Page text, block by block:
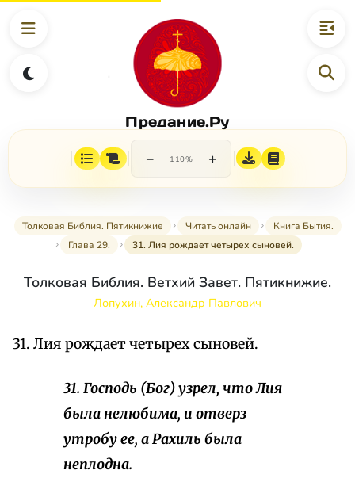
Предание.Ру
− 110% +
Толковая Библия. Пятикнижие Читать онлайн
Книга Бытия.
Глава 29.
31. Лия рождает четырех сыновей.
Толковая Библия. Ветхий Завет. Пятикнижие.
Лопухин, Александр Павлович
31. Лия рождает четырех сыновей.
31. Господь (Бог) узрел, что Лия
была нелюбима, и отверз
утробу ее, а Рахиль была
неплодна.